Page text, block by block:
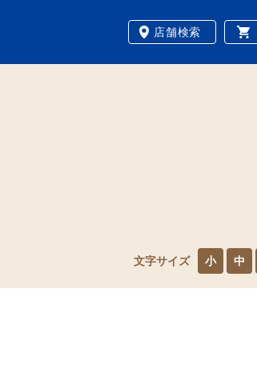
店舗検索
文字サイズ 小 中